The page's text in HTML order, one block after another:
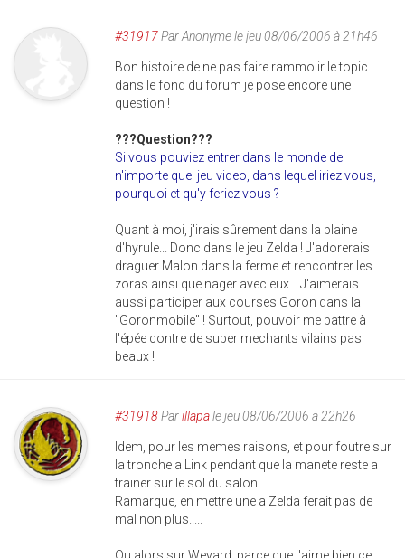
#31917ParAnonymele jeu 08/06/2006 à 21h46
Bon histoire de ne pas faire rammolir le topic
dans le fond du forum je pose encore une
question !
???Question???
Si vous pouviez entrer dans le monde de
n'importe quel jeu video, dans lequel iriez vous,
pourquoi et qu'y feriez vous ?
Quant à moi, j'irais sûrement dans la plaine
d'hyrule... Donc dans le jeu Zelda ! J'adorerais
draguer Malon dans la ferme et rencontrer les
zoras ainsi que nager avec eux... J'aimerais
aussi participer aux courses Goron dans la
"Goronmobile" ! Surtout, pouvoir me battre à
l'épée contre de super mechants vilains pas
beaux !
#31918Parillapale jeu 08/06/2006 à 22h26
Idem, pour les memes raisons, et pour foutre sur
la tronche a Link pendant que la manete reste a
trainer sur le sol du salon.....
Ramarque, en mettre une a Zelda ferait pas de
mal non plus.....